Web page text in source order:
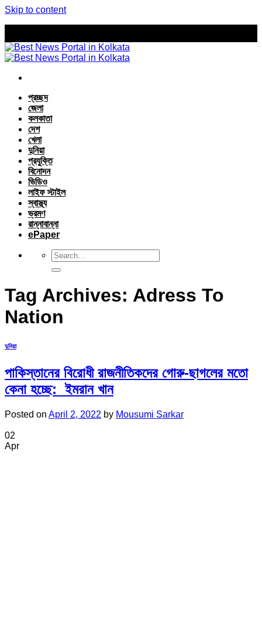
Skip to content
প্রচ্ছদ
জেলা
কলকাতা
দেশ
খেলা
দুনিয়া
প্রযুক্তি
বিনোদন
ভিডিও
লাইফ স্টাইল
স্বাস্থ্য
ভ্রমণ
রান্নাবান্না
ePaper
Tag Archives: Adress To
Nation
দুনিয়া
পাকিস্তানের বিরোধী রাজনীতিকদের গোরু-ছাগলের মতো
কেনা হচ্ছে: ইমরান খান
Posted on April 2, 2022 by Mousumi Sarkar
02
Apr